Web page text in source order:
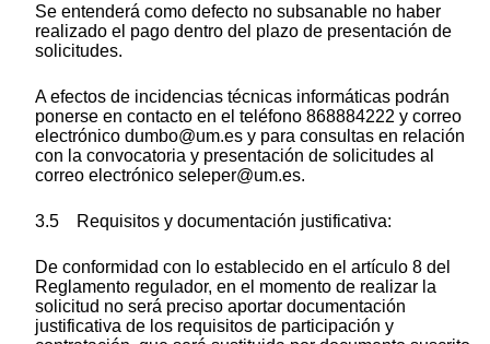
Se entenderá como defecto no subsanable no haber
realizado el pago dentro del plazo de presentación de
solicitudes.
A efectos de incidencias técnicas informáticas podrán
ponerse en contacto en el teléfono 868884222 y correo
electrónico dumbo@um.es y para consultas en relación
con la convocatoria y presentación de solicitudes al
correo electrónico seleper@um.es.
3.5 Requisitos y documentación justificativa:
De conformidad con lo establecido en el artículo 8 del
Reglamento regulador, en el momento de realizar la
solicitud no será preciso aportar documentación
justificativa de los requisitos de participación y